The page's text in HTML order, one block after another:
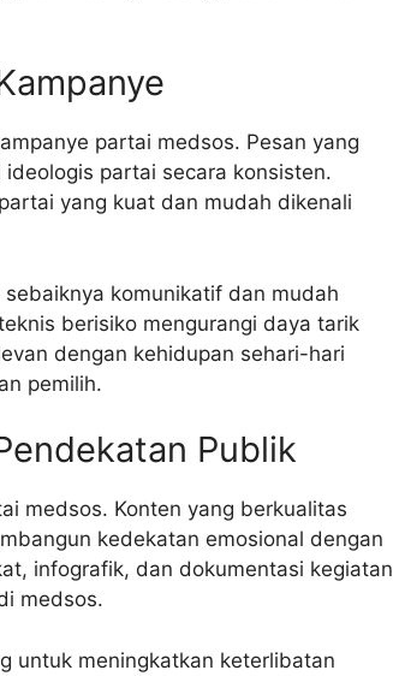
partai medsos. Pesan yang
partai secara konsisten.
yang kuat dan mudah dikenali
komunikatif dan mudah
berisiko mengurangi daya tarik
dengan kehidupan sehari-hari
pemilih.
Publik
medsos. Konten yang berkualitas
kedekatan emosional dengan
infografik, dan dokumentasi kegiatan
medsos.
untuk meningkatkan keterlibatan